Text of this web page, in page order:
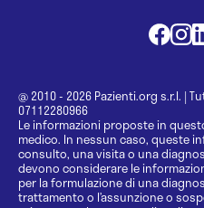
@ 2010 - 2026 Pazienti.org s.r.l. |
07112280966
Le informazioni proposte in
medico. In nessun caso, queste
consulto, una visita o una
devono considerare le
per la formulazione di una
trattamento o l’assunzione o